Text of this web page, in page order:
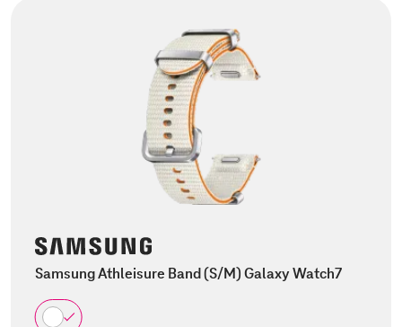
Samsung Athleisure Band (S/M) Galaxy Watch7